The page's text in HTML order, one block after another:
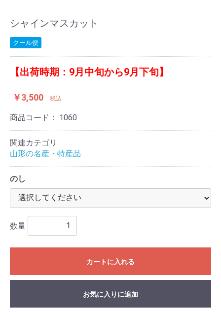
シャインマスカット
クール便
【出荷時期：9月中旬から9月下旬】
￥3,500 税込
商品コード： 1060
関連カテゴリ
山形の名産・特産品
のし
数量
カートに入れる
お気に入りに追加